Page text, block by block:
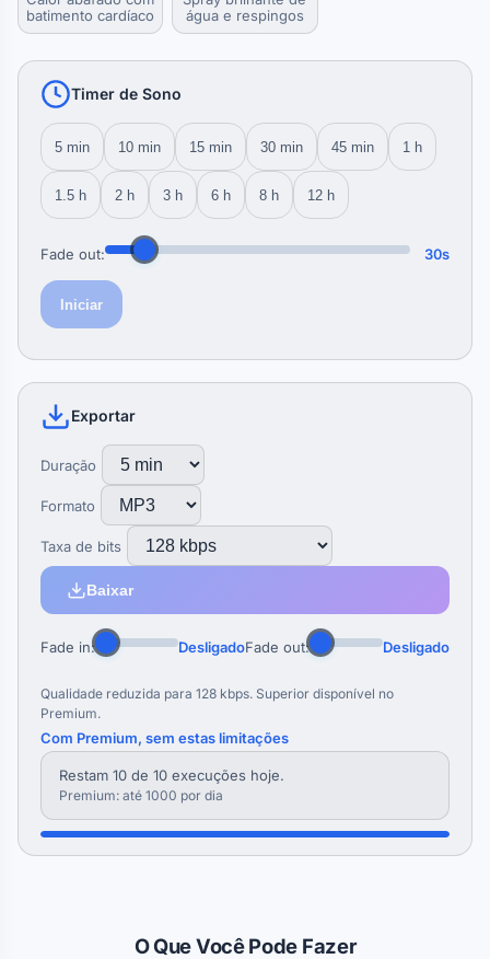
batimento cardíaco
água e respingos
Timer de Sono
5 min 10 min 15 min 30 min 45 min 1 h
1.5 h 2 h 3 h 6 h 8 h 12 h
Fade out: 30s
Iniciar
Exportar
Duração
Formato
Taxa de bits
Baixar
Fade in: DesligadoFade out: Desligado
Qualidade reduzida para 128 kbps. Superior disponível no
Premium.
Com Premium, sem estas limitações
Restam 10 de 10 execuções hoje.
Premium: até 1000 por dia
O Que Você Pode Fazer